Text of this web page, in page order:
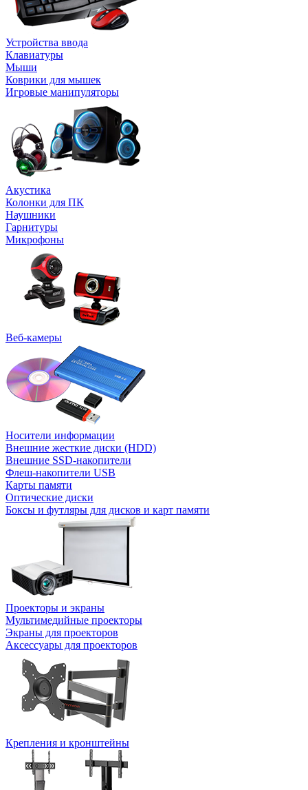
Устройства ввода
Клавиатуры
Мыши
Коврики для мышек
Игровые манипуляторы
Акустика
Колонки для ПК
Наушники
Гарнитуры
Микрофоны
Веб-камеры
Носители информации
Внешние жесткие диски (HDD)
Внешние SSD-накопители
Флеш-накопители USB
Карты памяти
Оптические диски
Боксы и футляры для дисков и карт памяти
Проекторы и экраны
Мультимедийные проекторы
Экраны для проекторов
Аксессуары для проекторов
Крепления и кронштейны